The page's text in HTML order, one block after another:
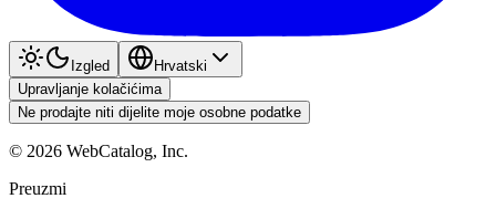
Izgled
Hrvatski
Upravljanje kolačićima
Ne prodajte niti dijelite moje osobne podatke
© 2026 WebCatalog, Inc.
Preuzmi